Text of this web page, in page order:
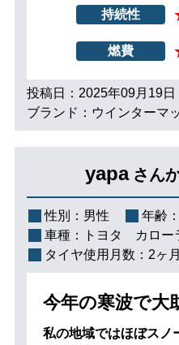
持続性
燃費
投稿日：2025年09月19日
ブランド：ウインターマ
yapa さん
性別： 男性 年齢：
車種：
トヨタ カロー
タイヤ使用月数： 2ヶ月
今年の寒波で大
私の地域ではほぼスノ